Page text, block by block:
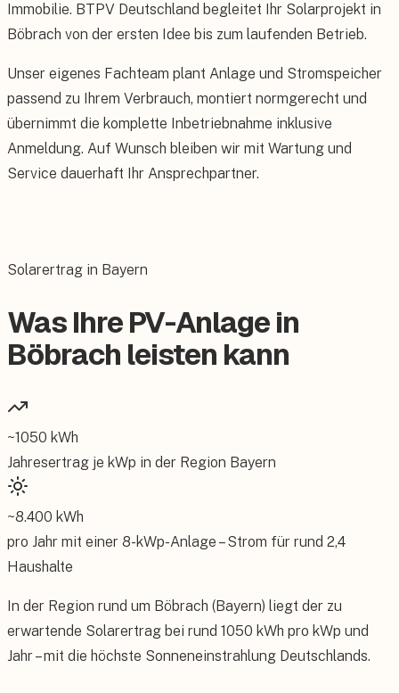
Immobilie. BTPV Deutschland begleitet Ihr Solarprojekt in
Böbrach von der ersten Idee bis zum laufenden Betrieb.
Unser eigenes Fachteam plant Anlage und Stromspeicher
passend zu Ihrem Verbrauch, montiert normgerecht und
übernimmt die komplette Inbetriebnahme inklusive
Anmeldung. Auf Wunsch bleiben wir mit Wartung und
Service dauerhaft Ihr Ansprechpartner.
Solarertrag in Bayern
Was Ihre PV-Anlage in
Böbrach leisten kann
~1050 kWh
Jahresertrag je kWp in der Region Bayern
~8.400 kWh
pro Jahr mit einer 8-kWp-Anlage – Strom für rund 2,4
Haushalte
In der Region rund um Böbrach (Bayern) liegt der zu
erwartende Solarertrag bei rund 1050 kWh pro kWp und
Jahr – mit die höchste Sonneneinstrahlung Deutschlands.